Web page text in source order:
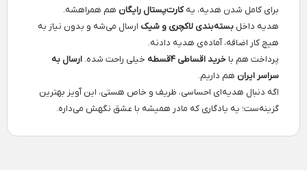
برای کامل شدن هدیه، یهکارت‌پستال رایگان هم همراهشه.
هدیه داخل بسته‌بندی لاکچری و شیک ارسال می‌شه و بدون نیاز به
هیچ کار اضافه، آماده‌ی هدیه دادنه.
پرداخت هم با خرید اقساطی ۴قسطه خیلی راحت شده. ارسال به
سراسر ایران هم داریم.
اگه دنبال هدیه‌ای احساسی، ظریف و خاص هستی، این آویز بهترین
گزینه‌ست؛ یه یادگاری که مادر همیشه با عشق نگهش می‌داره.